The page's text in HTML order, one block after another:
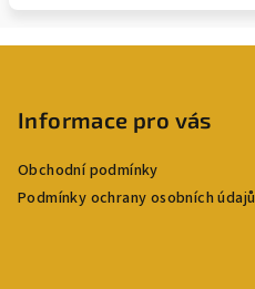
Informace pro vás
Obchodní podmínky
Podmínky ochrany osobních údajů